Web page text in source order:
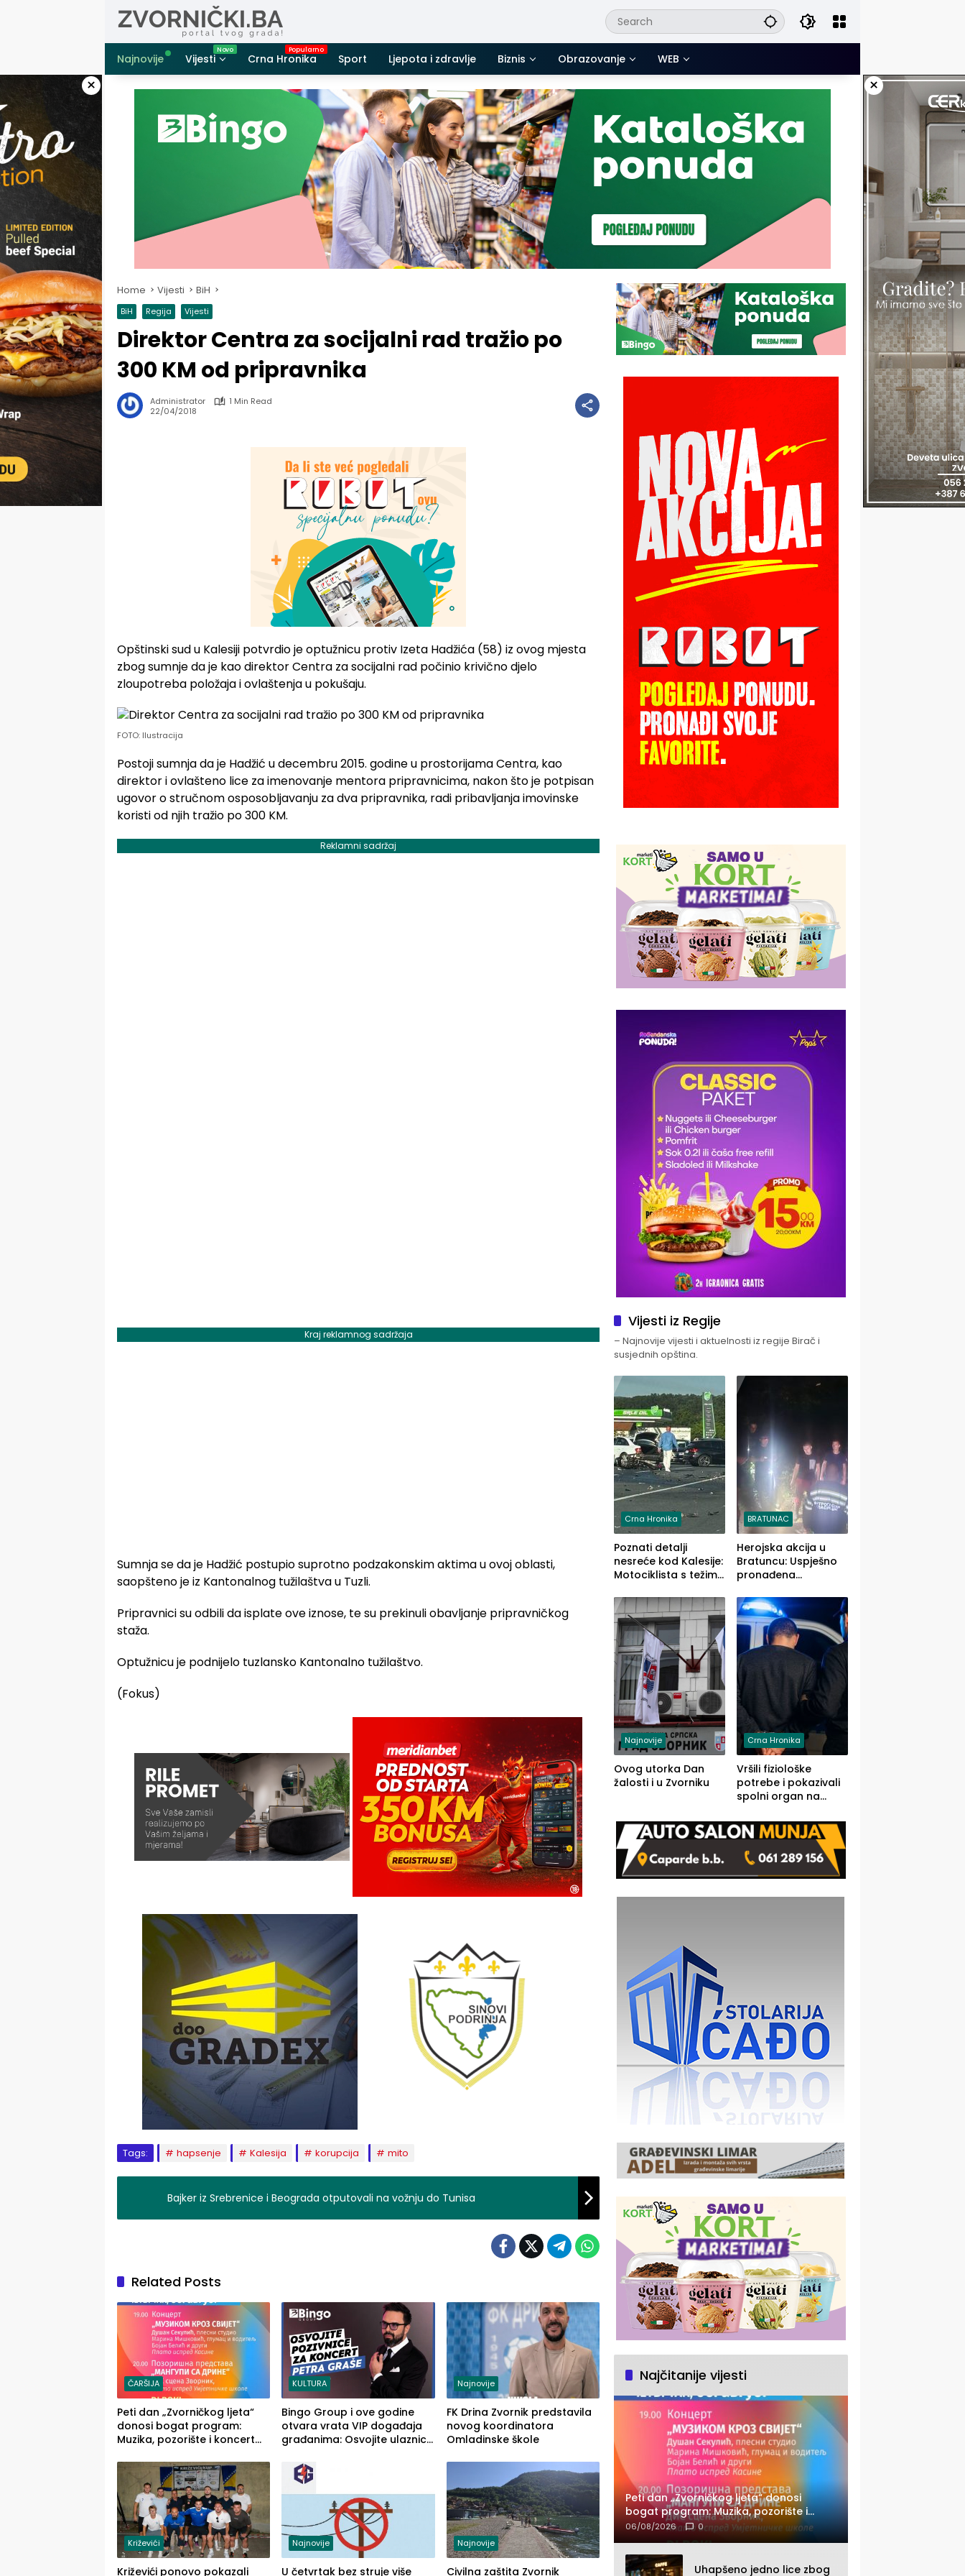
Najnovije
Vijesti Crna Hronika Sport Ljepota i zdravlje Biznis Obrazovanje WEB
× ×
Home Vijesti BiH
BiH Regija Vijesti
Direktor Centra za socijalni rad tražio po
300 KM od pripravnika
Administrator
1 Min Read
22/04/2018
Opštinski sud u Kalesiji potvrdio je optužnicu protiv Izeta Hadžića (58) iz ovog mjesta
zbog sumnje da je kao direktor Centra za socijalni rad počinio krivično djelo
zloupotreba položaja i ovlaštenja u pokušaju.
FOTO: Ilustracija
Postoji sumnja da je Hadžić u decembru 2015. godine u prostorijama Centra, kao
direktor i ovlašteno lice za imenovanje mentora pripravnicima, nakon što je potpisan
ugovor o stručnom osposobljavanju za dva pripravnika, radi pribavljanja imovinske
koristi od njih tražio po 300 KM.
Reklamni sadržaj
Kraj reklamnog sadržaja
Sumnja se da je Hadžić postupio suprotno podzakonskim aktima u ovoj oblasti,
saopšteno je iz Kantonalnog tužilaštva u Tuzli.
Pripravnici su odbili da isplate ove iznose, te su prekinuli obavljanje pripravničkog
staža.
Optužnicu je podnijelo tuzlansko Kantonalno tužilaštvo.
(Fokus)
Tags: hapsenje Kalesija korupcija mito
Bajker iz Srebrenice i Beograda otputovali na vožnju do Tunisa
Related Posts
ČARŠIJA
Peti dan „Zvorničkog ljeta“
donosi bogat program:
Muzika, pozorište i koncert
KULTURA
Bingo Group i ove godine
otvara vrata VIP događaja
građanima: Osvojite ulaznice
Najnovije
FK Drina Zvornik predstavila
novog koordinatora
Omladinske škole
Križevići
Križevići ponovo pokazali
Najnovije
U četvrtak bez struje više
Najnovije
Civilna zaštita Zvornik
Vijesti iz Regije
– Najnovije vijesti i aktuelnosti iz regije Birač i
susjednih opština.
Crna Hronika
Poznati detalji
nesreće kod Kalesije:
Motociklista s težim,
lakšim povredama
BRATUNAC
Herojska akcija u
Bratuncu: Uspješno
pronađena
a Ivanka Lazić,
rodom iz Kravice.
Najnovije
Ovog utorka Dan
žalosti i u Zvorniku
Crna Hronika
Vršili fiziološke
potrebe i pokazivali
spolni organ na
uslijedile kazne
Najčitanije vijesti
Peti dan „Zvorničkog ljeta“ donosi
bogat program: Muzika, pozorište i
koncert Stoje
06/08/2026 0
Uhapšeno jedno lice zbog